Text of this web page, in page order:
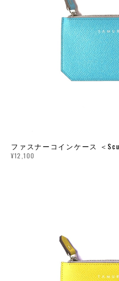
ファスナーコインケース ＜
¥12,100